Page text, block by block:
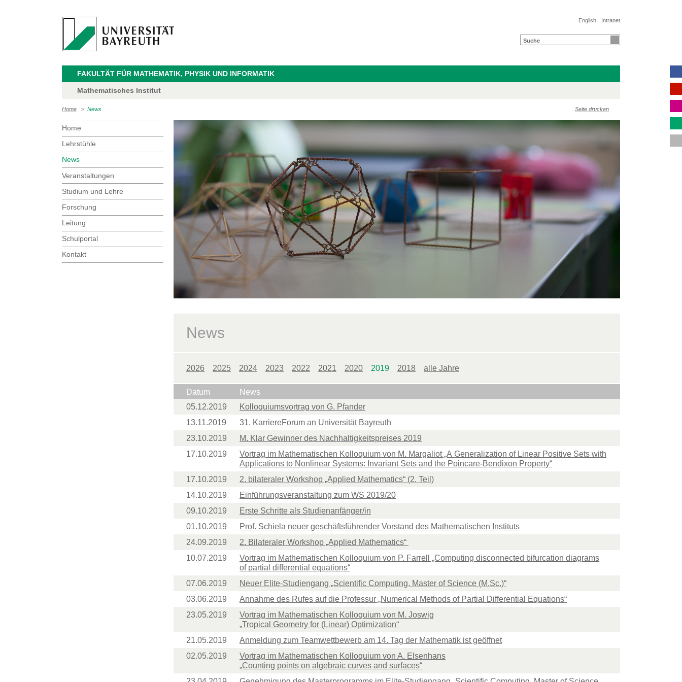
Intranet
English
FAKULTÄT FÜR MATHEMATIK, PHYSIK UND INFORMATIK
Mathematisches Institut
Home > News Seite drucken
Home
Lehrstühle
News
Veranstaltungen
Studium und Lehre
Forschung
Leitung
Schulportal
Kontakt
News
2026 2025 2024 2023 2022 2021 2020 2019 2018 alle Jahre
Datum
News
05.12.2019
Kolloquiumsvortrag von G. Pfander
13.11.2019
31. KarriereForum an Universität Bayreuth
23.10.2019
M. Klar Gewinner des Nachhaltigkeitspreises 2019
17.10.2019
Vortrag im Mathematischen Kolloquium von M. Margaliot „A Generalization of Linear Positive Sets with
Applications to Nonlinear Systems: Invariant Sets and the Poincare-Bendixon Property“
17.10.2019
2. bilateraler Workshop „Applied Mathematics“ (2. Teil)
14.10.2019
Einführungsveranstaltung zum WS 2019/20
09.10.2019
Erste Schritte als Studienanfänger/in
01.10.2019
Prof. Schiela neuer geschäftsführender Vorstand des Mathematischen Instituts
24.09.2019
2. Bilateraler Workshop „Applied Mathematics“
10.07.2019
Vortrag im Mathematischen Kolloquium von P. Farrell „Computing disconnected bifurcation diagrams
of partial differential equations“
07.06.2019
Neuer Elite-Studiengang „Scientific Computing, Master of Science (M.Sc.)“
03.06.2019
Annahme des Rufes auf die Professur „Numerical Methods of Partial Differential Equations“
23.05.2019
Vortrag im Mathematischen Kolloquium von M. Joswig
„Tropical Geometry for (Linear) Optimization“
21.05.2019
Anmeldung zum Teamwettbewerb am 14. Tag der Mathematik ist geöffnet
02.05.2019
Vortrag im Mathematischen Kolloquium von A. Elsenhans
„Counting points on algebraic curves and surfaces“